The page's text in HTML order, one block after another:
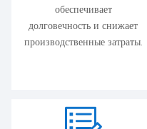
обеспечивает
долговечность и снижает
производственные затраты.